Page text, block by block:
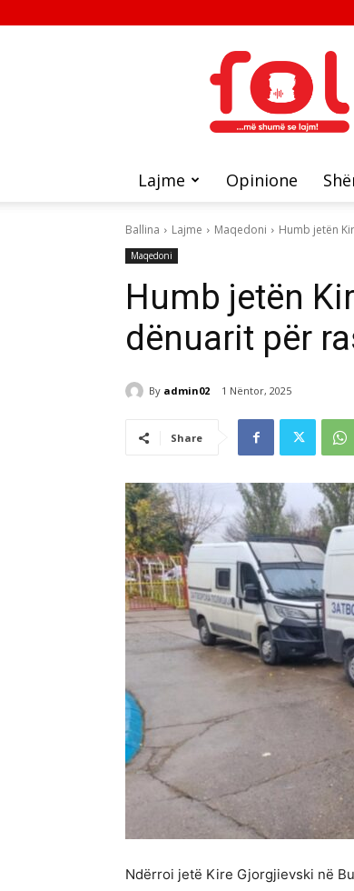
FOL
Lajme Opinione
Ballina Lajme Maqedoni Humb jetën
Maqedoni
Humb jetën
dënuarit për
By admin02 1 Nëntor, 2025
Share
Ndërroi jetë Kire Gjorgjievski në